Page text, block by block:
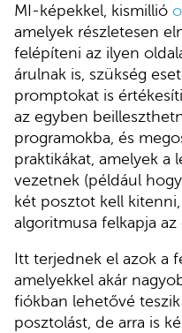
MI-képekkel, kismillió
amelyek részletesen
felépíteni az ilyen
árulnak is, szükség
promptokat is
az egyben
programokba, és
praktikákat, amelyek
vezetnek (például
két posztot kell
algoritmusa felkapja az
Itt terjednek el azok a
amelyekkel akár
fiókban lehetővé
posztolást, de arra is